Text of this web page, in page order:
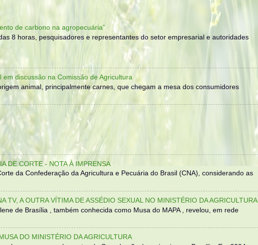
de carbono na agropecuária”
8 horas, pesquisadores e representantes do setor empresarial e autoridades
discussão na Comissão de Agricultura
animal, principalmente carnes, que chegam a mesa dos consumidores
DE CORTE - NOTA À IMPRENSA
da Confederação da Agricultura e Pecuária do Brasil (CNA), considerando as
TV, A OUTRA VÍTIMA DE ASSÉDIO SEXUAL NO MINISTÉRIO DA AGRICULTURA
de Brasília , também conhecida como Musa do MAPA , revelou, em rede
DO MINISTÉRIO DA AGRICULTURA